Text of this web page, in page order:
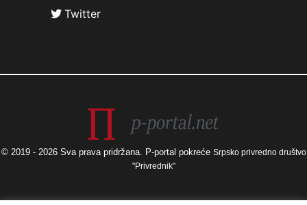
Twitter
© 2019 - 2026 Sva prava pridržana. P-portal pokreće Srpsko privredno društvo
"Privrednik"